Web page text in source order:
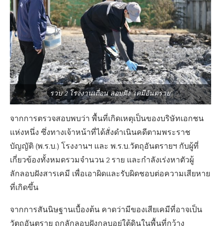
รวบ 2 โรงงานเถื่อน ลอบฝัง ‘เคมีอันตราย’
จากการตรวจสอบพบว่า พื้นที่เกิดเหตุเป็นของบริษัทเอกชน
แห่งหนึ่ง ซึ่งทางเจ้าหน้าที่ได้สั่งดำเนินคดีตามพระราช
บัญญัติ (พ.ร.บ.) โรงงานฯ และ พ.ร.บ.วัตถุอันตรายฯ กับผู้ที่
เกี่ยวข้องทั้งหมดรวมจำนวน 2 ราย และกำลังเร่งหาตัวผู้
ลักลอบฝังสารเคมี เพื่อเอาผิดและรับผิดชอบต่อความเสียหาย
ที่เกิดขึ้น
จากการสันนิษฐานเบื้องต้น คาดว่ามีของเสียเคมีที่อาจเป็น